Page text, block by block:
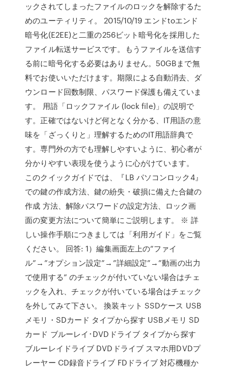
ックされてしまったファイルのロックを解除するた
めのユーティリティ。 2015/10/19 エンドtoエンド
暗号化(E2EE)と二重の256ビット暗号化を採用した
ファイル転送サービスです。もうファイルを送信す
る前に暗号化する必要はありません。50GBまで無
料でお使いいただけます。期限による自動消去、ダ
ウンロード回数制限、パスワード保護も備えていま
す。 用語「ロックファイル (lock file)」の説明で
す。正確ではないけど何となく分かる、IT用語の意
味を「ざっくりと」理解するためのIT用語辞典で
す。専門外の方でも理解しやすいように、初心者が
分かりやすい表現を使うように心がけています。
このクイックガイドでは、『LB パソコンロック4』
での鍵の作成方法、鍵の紛失・破損に備えた合鍵の
作成 方法、解除パスワードの設定方法、ロック画
面の変更方法について簡単にご説明します。 ※ 詳
しい操作手順につきましては「利用ガイド」をご覧
ください。 回答: 1）編集画面左上の”ファイ
ル”→”オプション設定”→”詳細設定”→”動画の出力
で使用する” のチェックが付いていない場合はチェ
ックを入れ、チェックが付いている場合はチェック
を外してみて下さい。 換装キット SSDケース USB
メモリ・SDカード タイプから探す USBメモリ SD
カード ブルーレイ･DVDドライブ タイプから探す
ブルーレイドライブ DVDドライブ スマホ用DVDプ
レーヤー CD録音ドライブ FDドライブ 対応機種か